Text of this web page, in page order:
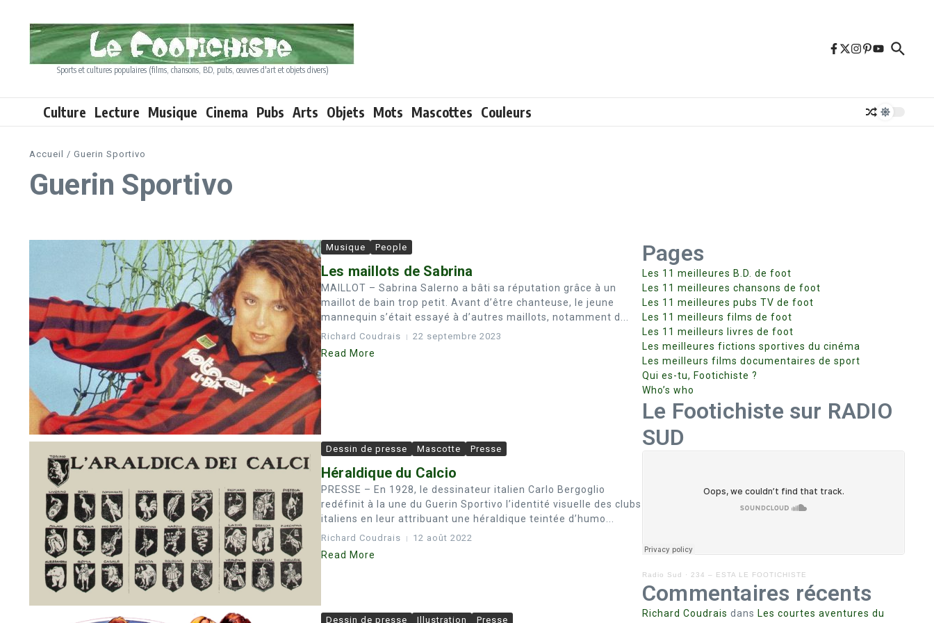
Sports et cultures populaires (films, chansons, BD, pubs, œuvres d'art et objets divers)
Culture Lecture Musique Cinema Pubs Arts Objets Mots Mascottes Couleurs
Accueil / Guerin Sportivo
Guerin Sportivo
Musique People
Les maillots de Sabrina
MAILLOT – Sabrina Salerno a bâti sa réputation grâce à un
maillot de bain trop petit. Avant d’être chanteuse, le jeune
mannequin s’était essayé à d’autres maillots, notamment d...
Richard Coudrais 22 septembre 2023
Read More
Dessin de presse Mascotte Presse
Héraldique du Calcio
PRESSE – En 1928, le dessinateur italien Carlo Bergoglio
redéfinit à la une du Guerin Sportivo l’identité visuelle des clubs
italiens en leur attribuant une héraldique teintée d’humo...
Richard Coudrais 12 août 2022
Read More
Dessin de presse Illustration Presse
Pages
Les 11 meilleures B.D. de foot
Les 11 meilleures chansons de foot
Les 11 meilleures pubs TV de foot
Les 11 meilleurs films de foot
Les 11 meilleurs livres de foot
Les meilleures fictions sportives du cinéma
Les meilleurs films documentaires de sport
Qui es-tu, Footichiste ?
Who’s who
Le Footichiste sur RADIO
SUD
Radio Sud · 234 – ESTA LE FOOTICHISTE
Commentaires récents
Richard Coudrais dans Les courtes aventures du